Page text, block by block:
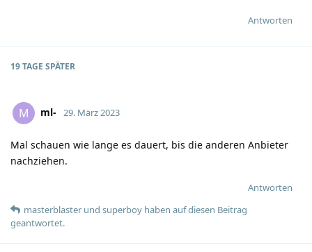
Antworten
19 TAGE SPÄTER
M ml- 29. März 2023
Mal schauen wie lange es dauert, bis die anderen Anbieter
nachziehen.
Antworten
masterblaster und superboy haben auf diesen Beitrag
geantwortet.